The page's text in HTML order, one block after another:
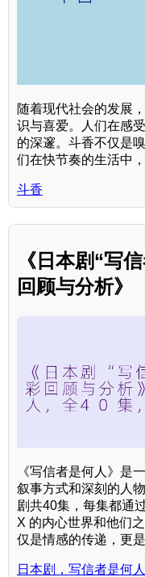
随着现代社会的发展
识与喜爱。人们在感
的深邃。斗香不仅是
们在快节奏的生活中
斗香
《日本剧“写
回顾与分析》
《写信者是何人》是
叙事方式和深刻的人
剧共40集，每集都通
X 的内心世界和他们
仅是情感的传递，更
日本剧，写信者是何